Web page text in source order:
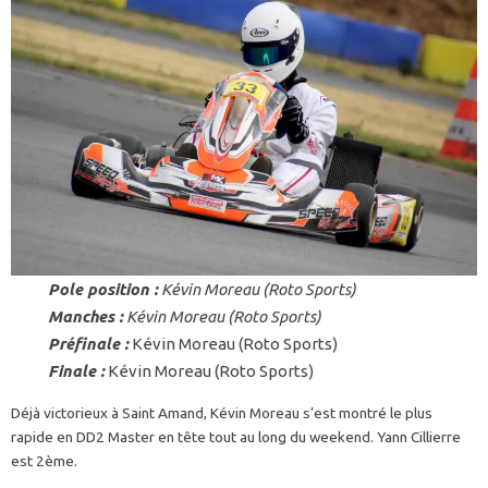
Pole position :Kévin Moreau (Roto Sports)
Manches : Kévin Moreau (Roto Sports)
Préfinale :Kévin Moreau (Roto Sports)
Finale :Kévin Moreau (Roto Sports)
Déjà victorieux à Saint Amand, Kévin Moreau s’est montré le plus
rapide en DD2 Master en tête tout au long du weekend. Yann Cillierre
est 2ème.